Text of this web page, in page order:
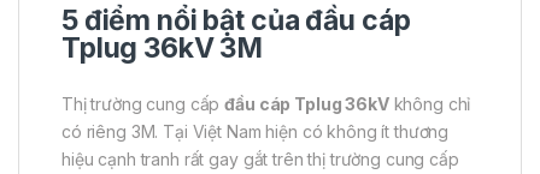
5 điểm nổi bật của đầu cáp
Tplug 36kV 3M
Thị trường cung cấpđầu cáp Tplug 36kVkhông chỉ
có riêng 3M. Tại Việt Nam hiện có không ít thương
hiệu cạnh tranh rất gay gắt trên thị trường cung cấp